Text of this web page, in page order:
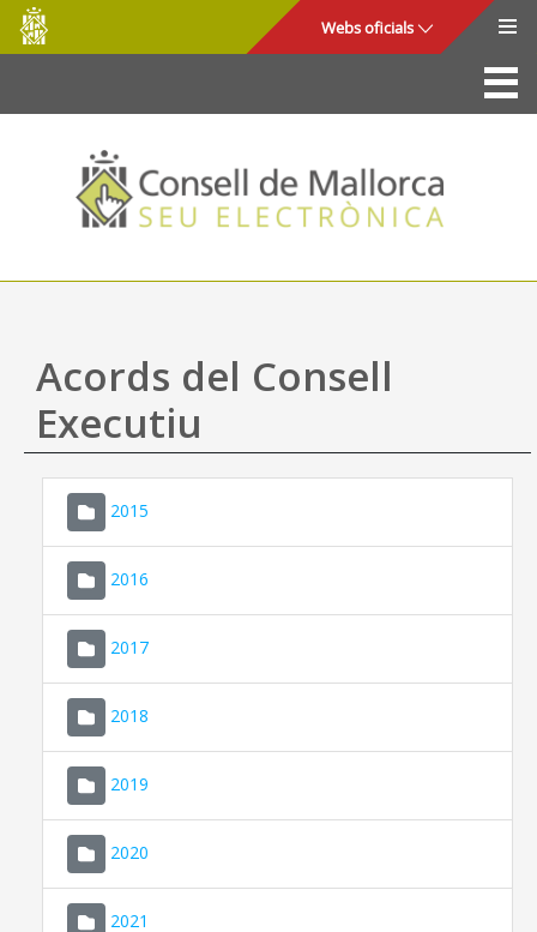
Salta al contingut principal
Consell
de
Mallorca
Webs oficials
La Seu
Consell de Mallorca
Accés i seguretat
Utilitats
Ajuda
Acords del Consell
Executiu
2015
2016
2017
2018
2019
2020
2021